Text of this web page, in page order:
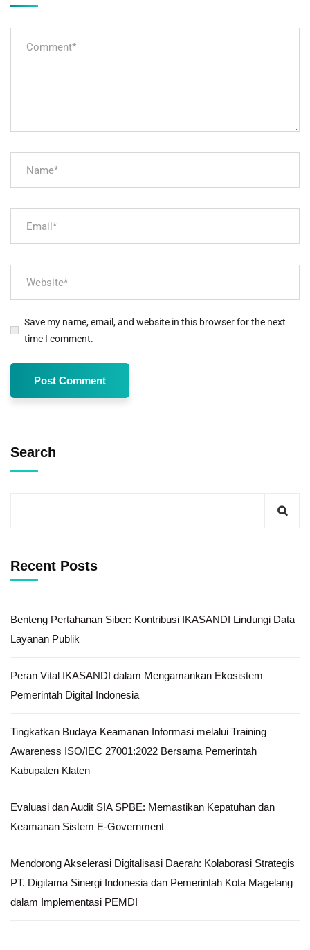
Save my name, email, and website in this browser for the next
time I comment.
Search
Recent Posts
Benteng Pertahanan Siber: Kontribusi IKASANDI Lindungi Data
Layanan Publik
Peran Vital IKASANDI dalam Mengamankan Ekosistem
Pemerintah Digital Indonesia
Tingkatkan Budaya Keamanan Informasi melalui Training
Awareness ISO/IEC 27001:2022 Bersama Pemerintah
Kabupaten Klaten
Evaluasi dan Audit SIA SPBE: Memastikan Kepatuhan dan
Keamanan Sistem E-Government
Mendorong Akselerasi Digitalisasi Daerah: Kolaborasi Strategis
PT. Digitama Sinergi Indonesia dan Pemerintah Kota Magelang
dalam Implementasi PEMDI